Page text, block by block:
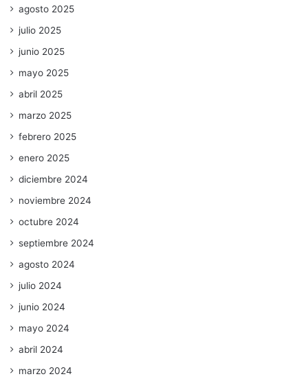
agosto 2025
julio 2025
junio 2025
mayo 2025
abril 2025
marzo 2025
febrero 2025
enero 2025
diciembre 2024
noviembre 2024
octubre 2024
septiembre 2024
agosto 2024
julio 2024
junio 2024
mayo 2024
abril 2024
marzo 2024